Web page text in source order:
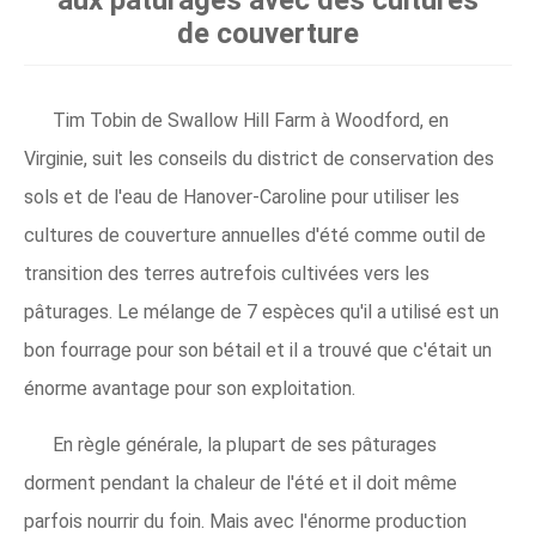
de couverture
Tim Tobin de Swallow Hill Farm à Woodford, en
Virginie, suit les conseils du district de conservation des
sols et de l'eau de Hanover-Caroline pour utiliser les
cultures de couverture annuelles d'été comme outil de
transition des terres autrefois cultivées vers les
pâturages. Le mélange de 7 espèces qu'il a utilisé est un
bon fourrage pour son bétail et il a trouvé que c'était un
énorme avantage pour son exploitation.
En règle générale, la plupart de ses pâturages
dorment pendant la chaleur de l'été et il doit même
parfois nourrir du foin. Mais avec l'énorme production